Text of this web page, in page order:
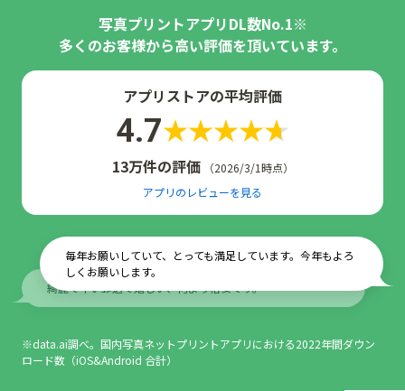
写真プリントアプリDL数No.1※
多くのお客様から高い評価を頂いています。
アプリストアの平均評価
4.7
13万件の評価
（2026/3/1時点）
アプリのレビューを見る
綺麗で早い郵送で嬉しい、何より格安です。
毎年お願いしていて、とっても満足しています。今年もよろ
しくお願いします。
※data.ai調べ。国内写真ネットプリントアプリにおける2022年間ダウン
ロード数（iOS&Android 合計）